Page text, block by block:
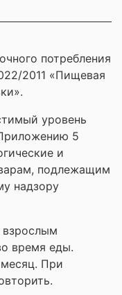
потребления
2011 «Пищевая
уровень
5
и
подлежащим
надзору
взрослым
время еды.
месяц. При